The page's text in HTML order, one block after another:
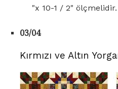
"x 10-1 / 2" ölçmelidir.
03/04
Kırmızı ve Altın